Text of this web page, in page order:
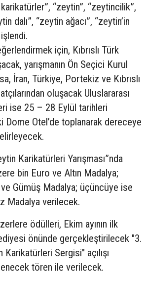
“zeytin”, “zeytincilik”,
dalı”, “zeytin ağacı”, “zeytin’in
için, Kıbrıslı Türk
yarışmanın Ön Seçici Kurul
İran, Türkiye, Portekiz ve Kıbrıslı
oluşacak Uluslararası
ise 25 – 28 Eylül tarihleri
Dome Otel’de toplanarak dereceye
Karikatürleri Yarışması”nda
bin Euro ve Altın Madalya;
Gümüş Madalya; üçüncüye ise
Madalya verilecek.
ödülleri, Ekim ayının ilk
önünde gerçekleştirilecek "3.
Karikatürleri Sergisi" açılışı
tören ile verilecek.